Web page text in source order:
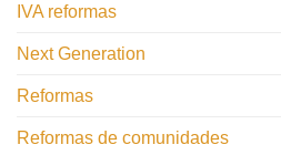
IVA reformas
Next Generation
Reformas
Reformas de comunidades